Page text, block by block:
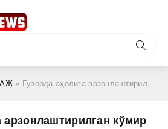
» Ғузорда аҳолига арзонлаштирилган кўмир ёқилғиси етказиб берилмоқда
арзонлаштирилган кўмир